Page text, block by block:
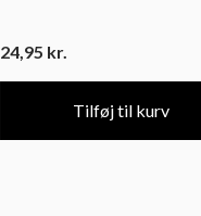
24,95 kr.
Tilføj til kurv